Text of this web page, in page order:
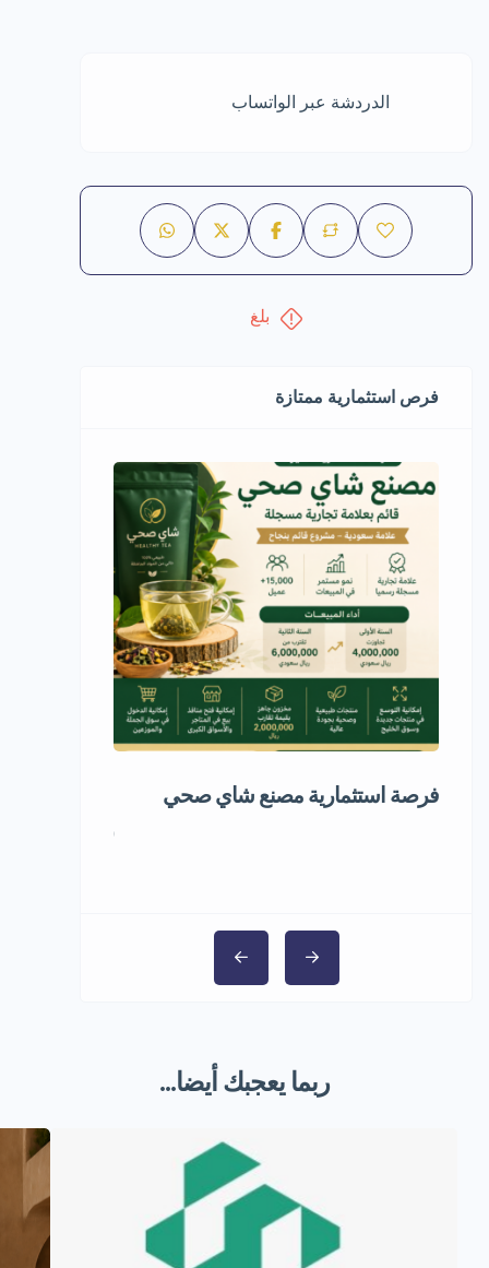
الدردشة عبر الواتساب
بلغ
فرص استثمارية ممتازة
فرصة استثمارية مصنع شاي صحي
ربما يعجبك أيضا...